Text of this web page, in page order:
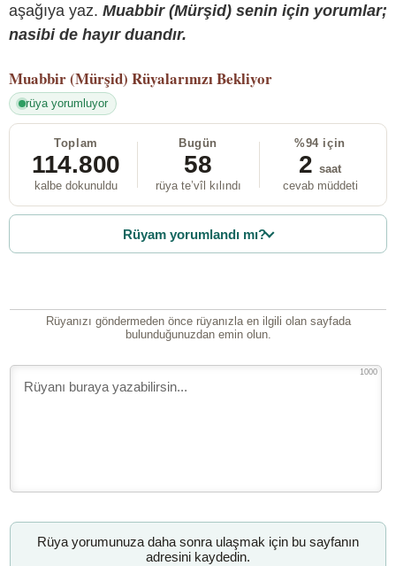
aşağıya yaz. Muabbir (Mürşid) senin için yorumlar;
nasibi de hayır duandır.
Muabbir (Mürşid) Rüyalarınızı Bekliyor
rüya yorumluyor
Toplam
114.800
kalbe dokunuldu
Bugün
58
rüya te’vîl kılındı
%94 için
2 saat
cevab müddeti
Rüyam yorumlandı mı?
Rüyanızı göndermeden önce rüyanızla en ilgili olan sayfada
bulunduğunuzdan emin olun.
1000
Rüya yorumunuza daha sonra ulaşmak için bu sayfanın
adresini kaydedin.